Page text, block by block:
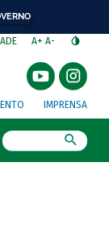
A+ A-
IMPRENSA